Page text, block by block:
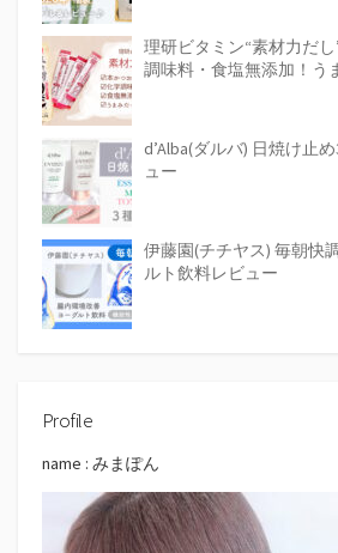
理研ビタミン“素材力だ
調味料・食塩無添加！
d’Alba(ダルバ) 日焼け止
ュー
伊藤園(チチヤス) 毎朝快
ルト飲料レビュー
Profile
name : みまぽん